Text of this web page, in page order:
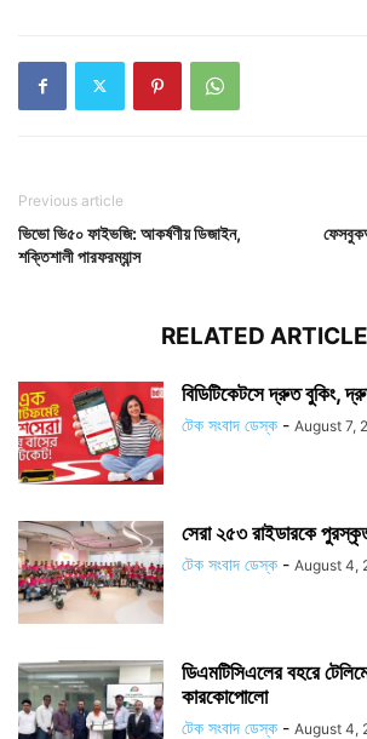
Previous article
ভিভো ভি৫০ ফাইভজি: আকর্ষণীয় ডিজাইন,
শক্তিশালী পারফরম্যান্স
RELATED
বিডিটিকেটসে দ্রুত বুকিং,
টেক সংবাদ ডেস্ক - August 7,
সেরা ২৫৩ রাইডারকে
টেক সংবাদ ডেস্ক - August 4,
ডিএমটিসিএলের বহরে
কারকোপোলো
টেক সংবাদ ডেস্ক - August 4,